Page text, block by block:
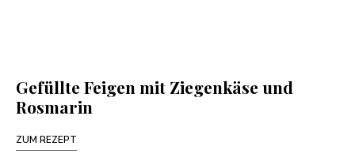
Gefüllte Feigen mit Ziegenkäse und
Rosmarin
ZUM REZEPT